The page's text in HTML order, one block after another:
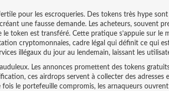
pour les escroqueries. Des tokens très hype
une fausse demande. Les acheteurs, souvent
token est transféré. Cette pratique s’appuie sur le
cryptomonnaies, cadre légal qui définit ce qui
illégaux du jour au lendemain, laissant les
Les annonces promettent des tokens
ces airdrops servent à collecter des adresses
fois le portefeuille compromis, les arnaqueurs